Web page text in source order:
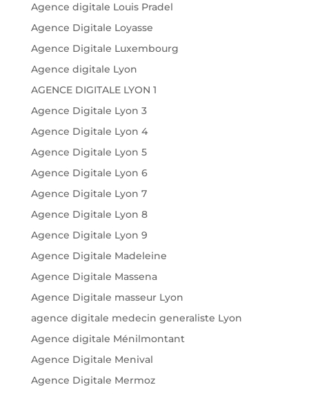
Agence digitale Louis Pradel
Agence Digitale Loyasse
Agence Digitale Luxembourg
Agence digitale Lyon
AGENCE DIGITALE LYON 1
Agence Digitale Lyon 3
Agence Digitale Lyon 4
Agence Digitale Lyon 5
Agence Digitale Lyon 6
Agence Digitale Lyon 7
Agence Digitale Lyon 8
Agence Digitale Lyon 9
Agence Digitale Madeleine
Agence Digitale Massena
Agence Digitale masseur Lyon
agence digitale medecin generaliste Lyon
Agence digitale Ménilmontant
Agence Digitale Menival
Agence Digitale Mermoz